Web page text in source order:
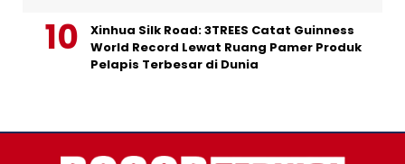
Xinhua Silk Road: 3TREES Catat Guinness
World Record Lewat Ruang Pamer Produk
Pelapis Terbesar di Dunia